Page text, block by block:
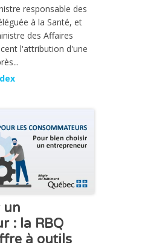
responsable des
à la Santé, et
des Affaires
l'attribution d'une
un
: la RBQ
à outils